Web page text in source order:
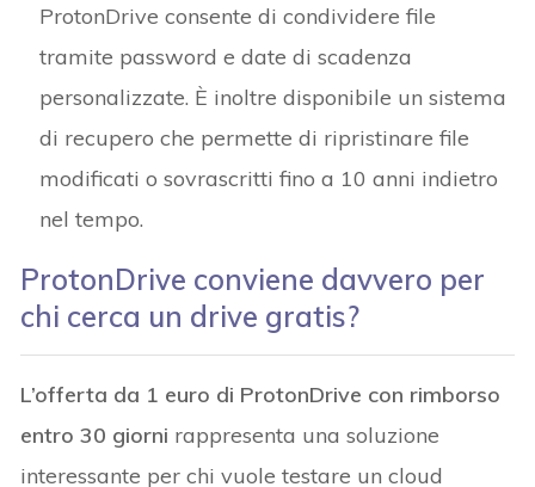
ProtonDrive consente di condividere file
tramite password e date di scadenza
personalizzate. È inoltre disponibile un sistema
di recupero che permette di ripristinare file
modificati o sovrascritti fino a 10 anni indietro
nel tempo.
ProtonDrive conviene davvero per
chi cerca un drive gratis?
L’offerta da 1 euro di ProtonDrive con rimborso
entro 30 giorni rappresenta una soluzione
interessante per chi vuole testare un cloud